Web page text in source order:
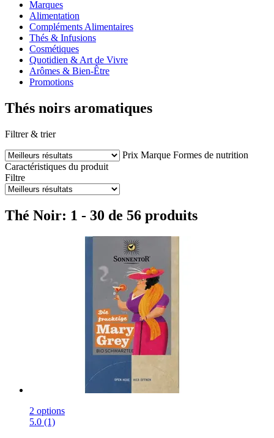
Marques
Alimentation
Compléments Alimentaires
Thés & Infusions
Cosmétiques
Quotidien & Art de Vivre
Arômes & Bien-Être
Promotions
Thés noirs aromatiques
Filtrer & trier
Prix Marque Formes de nutrition
Caractéristiques du produit
Filtre
Thé Noir: 1 - 30 de 56 produits
2 options
5.0 (1)